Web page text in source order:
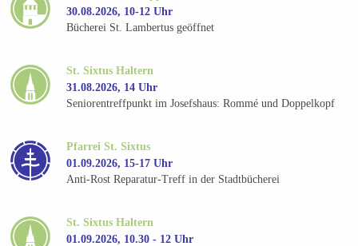
30.08.2026, 10-12 Uhr
Bücherei St. Lambertus geöffnet
St. Sixtus Haltern
31.08.2026, 14 Uhr
Seniorentreffpunkt im Josefshaus: Rommé und Doppelkopf
Pfarrei St. Sixtus
01.09.2026, 15-17 Uhr
Anti-Rost Reparatur-Treff in der Stadtbücherei
St. Sixtus Haltern
01.09.2026, 10.30 - 12 Uhr